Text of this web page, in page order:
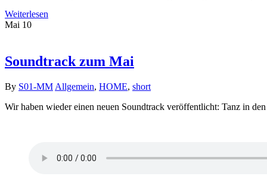
Weiterlesen
Mai 10
Soundtrack zum Mai
By S01-MM Allgemein, HOME, short
Wir haben wieder einen neuen Soundtrack veröffentlicht: Tanz in